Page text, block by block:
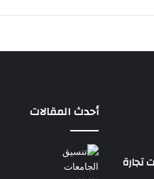
تجارة
أحدث المقالات